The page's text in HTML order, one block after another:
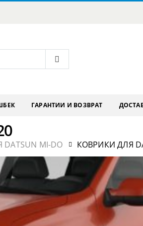
ГАРАНТИИ И ВОЗВРАТ
MI-DO КОВРИКИ ДЛЯ